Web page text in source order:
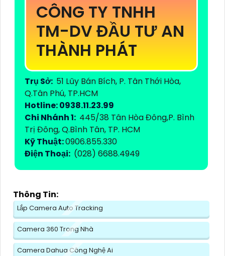
CÔNG TY TNHH
TM-DV ĐẦU TƯ AN
THÀNH PHÁT
Trụ Sở: 51 Lũy Bán Bích, P. Tân Thới Hòa,
Q.Tân Phú, TP.HCM
Hotline: 0938.11.23.99
Chi Nhánh 1: 445/38 Tân Hòa Đông,P. Bình
Trị Đông, Q.Bình Tân, TP. HCM
Kỹ Thuật:0906.855.330
Điện Thoại: (028) 6688.4949
Thông Tin:
Lắp Camera Auto Tracking
Camera 360 Trong Nhà
Camera Dahua Công Nghệ Ai